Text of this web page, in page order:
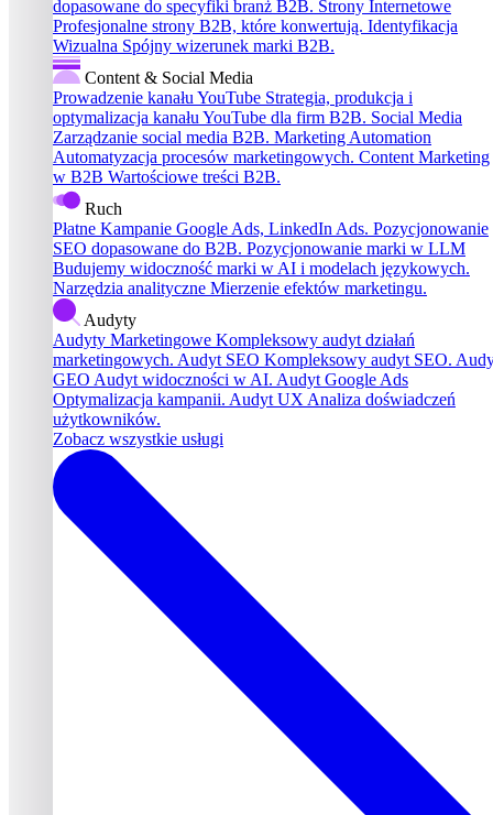
dopasowane do specyfiki branż B2B. Strony Internetowe
Profesjonalne strony B2B, które konwertują. Identyfikacja
Wizualna Spójny wizerunek marki B2B.
Content & Social Media
Prowadzenie kanału YouTube Strategia, produkcja i
optymalizacja kanału YouTube dla firm B2B. Social Media
Zarządzanie social media B2B. Marketing Automation
Automatyzacja procesów marketingowych. Content Marketing
w B2B Wartościowe treści B2B.
Ruch
Płatne Kampanie Google Ads, LinkedIn Ads. Pozycjonowanie
SEO dopasowane do B2B. Pozycjonowanie marki w LLM
Budujemy widoczność marki w AI i modelach językowych.
Narzędzia analityczne Mierzenie efektów marketingu.
Audyty
Audyty Marketingowe Kompleksowy audyt działań
marketingowych. Audyt SEO Kompleksowy audyt SEO.
GEO Audyt widoczności w AI. Audyt Google Ads
Optymalizacja kampanii. Audyt UX Analiza doświadczeń
użytkowników.
Zobacz wszystkie usługi